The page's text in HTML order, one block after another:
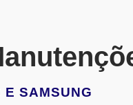
SAMSUNG